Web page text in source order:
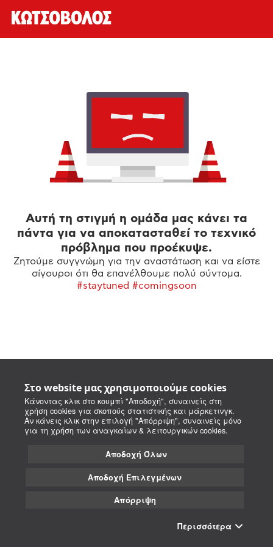
Στο website μας χρησιμοποιούμε cookies
Κάνοντας κλικ στο κουμπί "Αποδοχή", συναινείς στη
χρήση cookies για σκοπούς στατιστικής και μάρκετινγκ.
Αν κάνεις κλικ στην επιλογή "Απόρριψη", συναινείς μόνο
για τη χρήση των αναγκαίων & λειτουργικών cookies.
Αποδοχή Όλων
Αποδοχή Επιλεγμένων
Απόρριψη
Περισσότερα
Αυτή τη στιγμή η ομάδα μας κάνει τα
πάντα για να αποκατασταθεί το τεχνικό
πρόβλημα που προέκυψε.
Ζητούμε συγγνώμη για την αναστάτωση και να είστε
σίγουροι ότι θα επανέλθουμε πολύ σύντομα.
#staytuned #comingsoon